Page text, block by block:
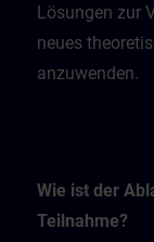
Lösungen zur
neues
anzuwenden.
Wie ist der
Teilnahme?